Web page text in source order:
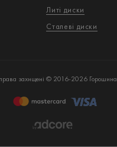
Литі диски
Сталеві диски
захищені © 2016-2026 Горошина